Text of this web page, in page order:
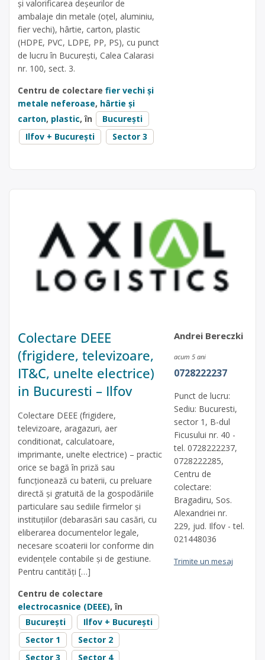
și valorificarea deșeurilor de
ambalaje din metale (oțel, aluminiu,
fier vechi), hârtie, carton, plastic
(HDPE, PVC, LDPE, PP, PS), cu punct
de lucru în București, Calea Calarasi
nr. 100, sect. 3.
Centru de colectare fier vechi și
metale neferoase, hârtie și
carton, plastic, în
București
Ilfov + București
Sector 3
Colectare DEEE
(frigidere, televizoare,
IT&C, unelte electrice)
in Bucuresti – Ilfov
Colectare DEEE (frigidere,
televizoare, aragazuri, aer
conditionat, calculatoare,
imprimante, unelte electrice) – practic
orice se bagă în priză sau
funcționează cu baterii, cu preluare
directă și gratuită de la gospodăriile
particulare sau sediile firmelor și
instituțiilor (debarasări sau casări, cu
eliberarea documentelor legale,
necesare scoaterii lor conforme din
evidențele contabile și de gestiune.
Pentru cantități […]
Centru de colectare
electrocasnice (DEEE), în
București
Ilfov + București
Sector 1
Sector 2
Sector 3
Sector 4
Andrei Bereczki
acum 5 ani
0728222237
Punct de lucru:
Sediu: Bucuresti,
sector 1, B-dul
Ficusului nr. 40 -
tel. 0728222237,
0728222285,
Centru de
colectare:
Bragadiru, Sos.
Alexandriei nr.
229, jud. Ilfov - tel.
021448036
Trimite un mesaj